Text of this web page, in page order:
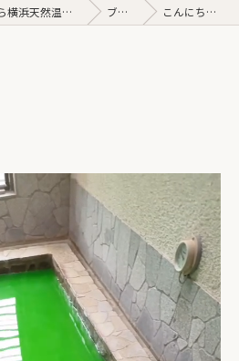
神奈川県横浜市の温泉なら横浜天然温泉くさつ ブログ こんにちは☀️